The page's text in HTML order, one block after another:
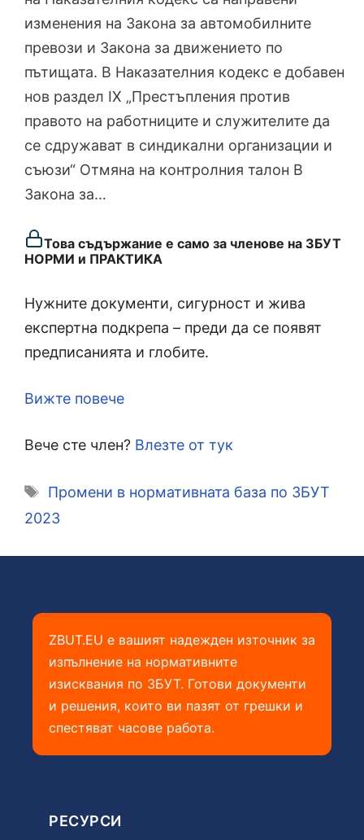
изменения на Закона за автомобилните
превози и Закона за движението по
пътищата. В Наказателния кодекс е добавен
нов раздел ІХ „Престъпления против
правото на работниците и служителите да
се сдружават в синдикални организации и
съюзи“ Отмяна на контролния талон В
Закона за…
Това съдържание е само за членове на ЗБУТ
НОРМИ и ПРАКТИКА
Нужните документи, сигурност и жива
експертна подкрепа – преди да се появят
предписанията и глобите.
Вижте повече
Вече сте член? Влезте от тук
Етикети
Промени в нормативната база по ЗБУТ
2023
ZBUT.EU е вашият надежден източник за
изпълнение на нормативните
изисквания по ЗБУТ. Готови документи
и решения, които ви пазят от грешки и
спестяват часове работа.
РЕСУРСИ